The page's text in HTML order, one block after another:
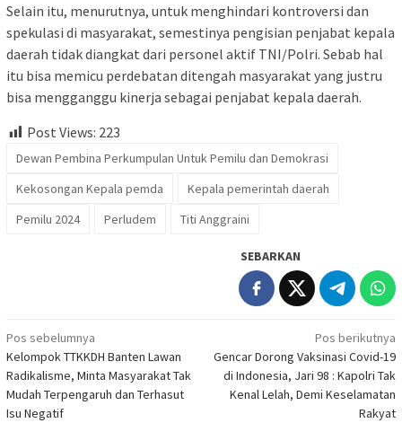
Selain itu, menurutnya, untuk menghindari kontroversi dan
spekulasi di masyarakat, semestinya pengisian penjabat kepala
daerah tidak diangkat dari personel aktif TNI/Polri. Sebab hal
itu bisa memicu perdebatan ditengah masyarakat yang justru
bisa mengganggu kinerja sebagai penjabat kepala daerah.
Post Views: 223
Dewan Pembina Perkumpulan Untuk Pemilu dan Demokrasi
Kekosongan Kepala pemda
Kepala pemerintah daerah
Pemilu 2024
Perludem Titi Anggraini
SEBARKAN
Navigasi
pos
Pos sebelumnya
Kelompok TTKKDH Banten Lawan
Radikalisme, Minta Masyarakat Tak
Mudah Terpengaruh dan Terhasut
Isu Negatif
Pos berikutnya
Gencar Dorong Vaksinasi Covid-19
di Indonesia, Jari 98 : Kapolri Tak
Kenal Lelah, Demi Keselamatan
Rakyat